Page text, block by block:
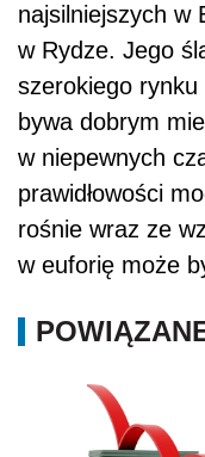
najsilniejszych w
w Rydze. Jego
szerokiego
bywa dobrym
w niepewnych
prawidłowości
rośnie wraz ze
w euforię może